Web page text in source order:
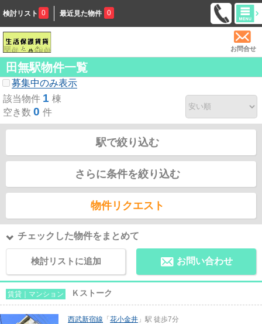
検討リスト 0 最近見た物件 0
お問合せ
田無駅物件一覧
募集中のみ表示
該当物件 1 棟
空き数 0 件
駅で絞り込む
さらに条件を絞り込む
物件リクエスト
チェックした物件をまとめて
検討リストに追加 お問い合わせ
賃貸｜マンション Ｋストーク
西武新宿線 「 花小金井 」駅 徒歩7分